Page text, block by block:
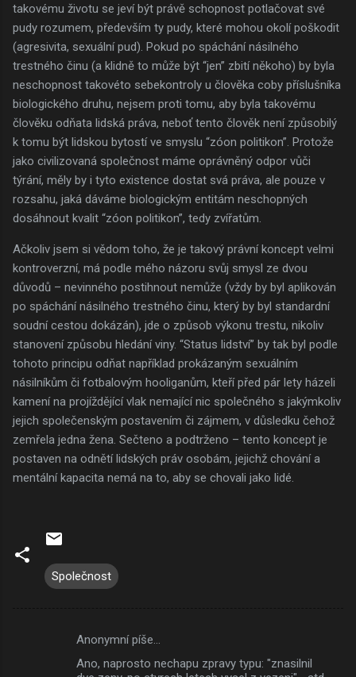
takovému životu se jeví být právě schopnost potlačovat své
pudy rozumem, především ty pudy, které mohou okolí poškodit
(agresivita, sexuální pud). Pokud po spáchání násilného
trestného činu (a klidně to může být “jen” zbití někoho) by byla
neschopnost takovéto sebekontroly u člověka coby příslušníka
biologického druhu, nejsem proti tomu, aby byla takovému
člověku odňata lidská práva, neboť tento člověk není způsobilý
k tomu být lidskou bytostí ve smyslu “zóon politikon”. Protože
jako civilizovaná společnost máme oprávněný odpor vůči
týrání, měly by i tyto existence dostat svá práva, ale pouze v
rozsahu, jaká dáváme biologickým entitám neschopných
dosáhnout kvalit “zóon politikon”, tedy zvířatům.
Ačkoliv jsem si vědom toho, že je takový právní koncept velmi
kontroverzní, má podle mého názoru svůj smysl ze dvou
důvodů – nevinného postihnout nemůže (vždy by byl aplikován
po spáchání násilného trestného činu, který by byl standardní
soudní cestou dokázán), jde o způsob výkonu trestu, nikoliv
stanovení způsobu hledání viny. “Status lidství” by tak byl podle
tohoto principu odňat například prokázaným sexuálním
násilníkům či fotbalovým hooliganům, kteří před pár lety házeli
kamení na projíždějící vlak nemající nic společného s jakýmkoliv
jejich společenským postavením či zájmem, v důsledku čehož
zemřela jedna žena. Sečteno a podtrženo – tento koncept je
postaven na odnětí lidských práv osobám, jejichž chování a
mentální kapacita nemá na to, aby se chovali jako lidé.
Společnost
Anonymní píše…
Ano, naprosto nechapu zpravy typu: "znasilnil